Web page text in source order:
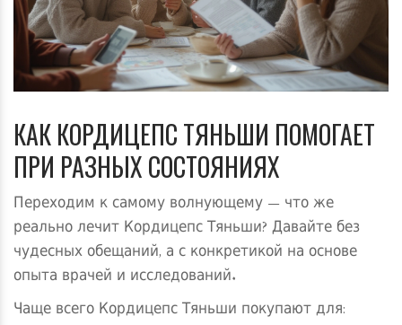
КАК КОРДИЦЕПС ТЯНЬШИ ПОМОГАЕТ
ПРИ РАЗНЫХ СОСТОЯНИЯХ
Переходим к самому волнующему — что же
реально лечит Кордицепс Тяньши? Давайте без
чудесных обещаний, а с конкретикой на основе
опыта врачей и исследований.
Чаще всего Кордицепс Тяньши покупают для: